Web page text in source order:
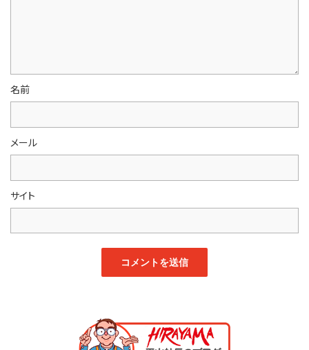
名前
メール
サイト